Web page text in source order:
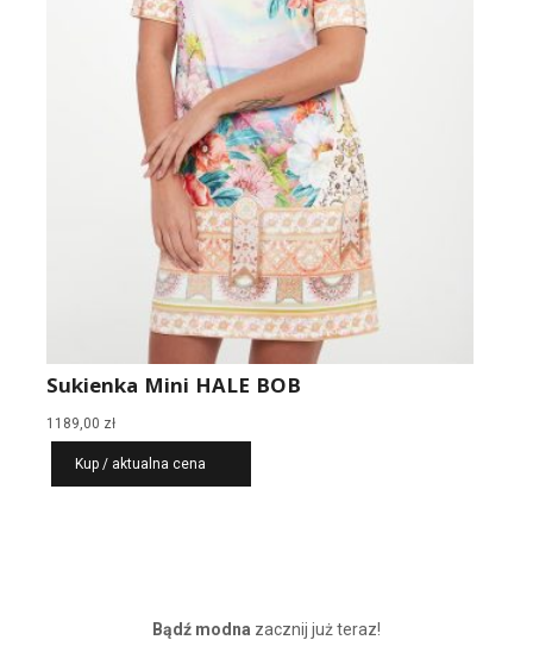
Sukienka Mini HALE BOB
1189,00 zł
Kup / aktualna cena
Bądź modna zacznij już teraz!